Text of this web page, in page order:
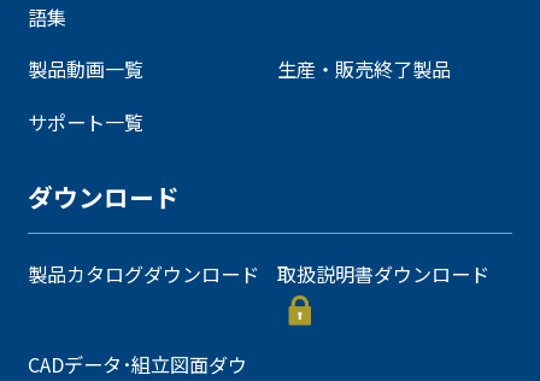
語集
製品動画一覧
生産・販売終了製品
サポート一覧
ダウンロード
製品カタログダウンロード 取扱説明書ダウンロード
CADデータ･組立図面ダウ